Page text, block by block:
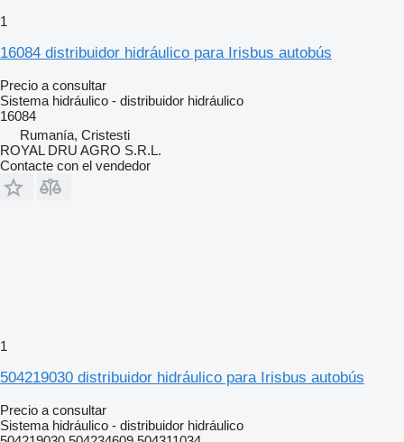
1
16084 distribuidor hidráulico para Irisbus autobús
Precio a consultar
Sistema hidráulico - distribuidor hidráulico
16084
Rumanía, Cristesti
ROYAL DRU AGRO S.R.L.
Contacte con el vendedor
1
504219030 distribuidor hidráulico para Irisbus autobús
Precio a consultar
Sistema hidráulico - distribuidor hidráulico